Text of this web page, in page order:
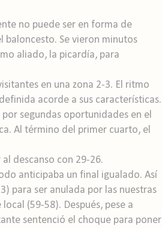
no puede ser en forma de
baloncesto. Se vieron minutos
aliado, la picardía, para
en una zona 2-3. El ritmo
acorde a sus características.
segundas oportunidades en el
Al término del primer cuarto, el
descanso con 29-26.
anticipaba un final igualado. Así
para ser anulada por las nuestras
(59-58). Después, pese a
sentenció el choque para poner